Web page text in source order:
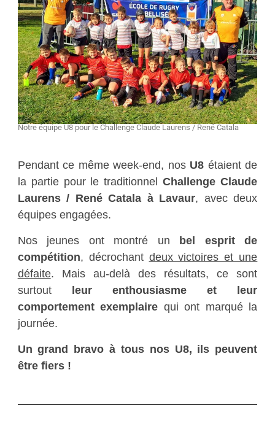
Notre équipe U8 pour le Challenge Claude Laurens / René Catala
Pendant ce même week-end, nos U8 étaient de
la partie pour le traditionnelChallenge Claude
Laurens / René Catala à Lavaur, avec deux
équipes engagées.
Nos jeunes ont montré un bel esprit de
compétition, décrochant deux victoires et une
défaite. Mais au-delà des résultats, ce sont
surtout leur enthousiasme et leur
comportement exemplaire qui ont marqué la
journée.
Un grand bravo à tous nos U8, ils peuvent
être fiers !